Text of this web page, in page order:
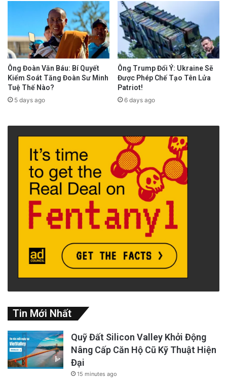
Ông Đoàn Văn Báu: Bí Quyết
Kiểm Soát Tăng Đoàn Sư Minh
Tuệ Thế Nào?
5 days ago
Ông Trump Đổi Ý: Ukraine Sẽ
Được Phép Chế Tạo Tên Lửa
Patriot!
6 days ago
Tin Mới Nhất
Quỹ Đất Silicon Valley Khởi Động
Nâng Cấp Căn Hộ Cũ Kỹ Thuật Hiện
Đại
15 minutes ago